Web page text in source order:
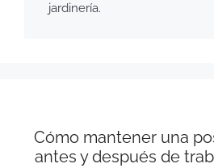
jardinería.
Cómo mantener una
antes y después de